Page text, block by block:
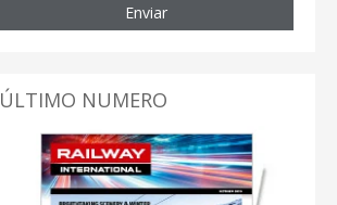
Enviar
ÚLTIMO NUMERO